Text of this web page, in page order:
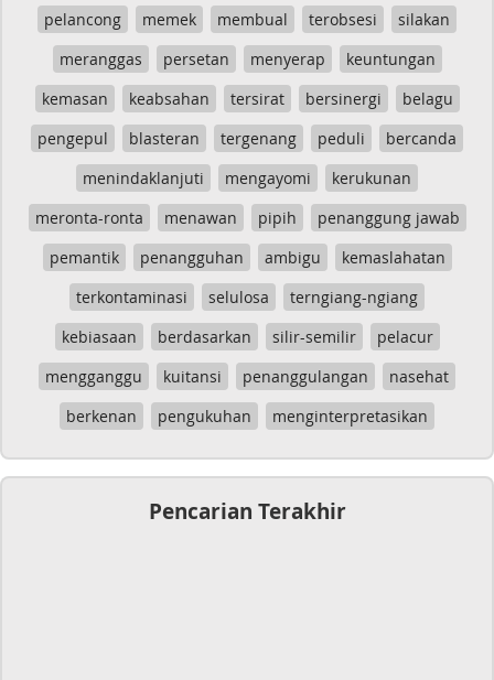
pelancong
memek membual terobsesi
silakan
meranggas
persetan menyerap
keuntungan
kemasan
keabsahan tersirat bersinergi
belagu
pengepul
blasteran tergenang peduli
bercanda
menindaklanjuti
mengayomi
kerukunan
meronta-ronta
menawan pipih
penanggung jawab
pemantik
penangguhan ambigu
kemaslahatan
terkontaminasi
selulosa
terngiang-ngiang
kebiasaan
berdasarkan silir-semilir
pelacur
mengganggu
kuitansi penanggulangan
nasehat
berkenan
pengukuhan menginterpretasikan
Pencarian Terakhir